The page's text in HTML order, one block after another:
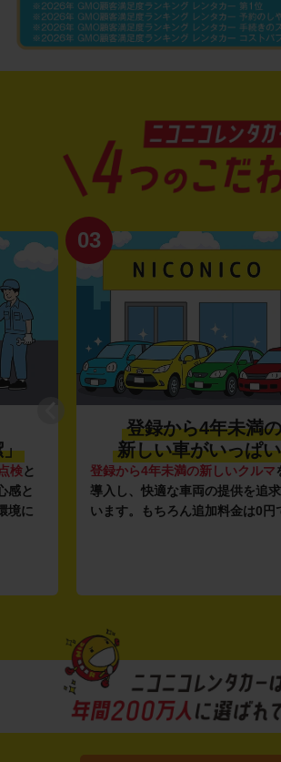
♪
を多数
して
す。
04
利便性抜群★
全国約1,500店舗を展
全国47都道府県に1,500店舗を展
駅チカ・空港周辺の店舗や24時
店舗で、いつでもどこでも気軽